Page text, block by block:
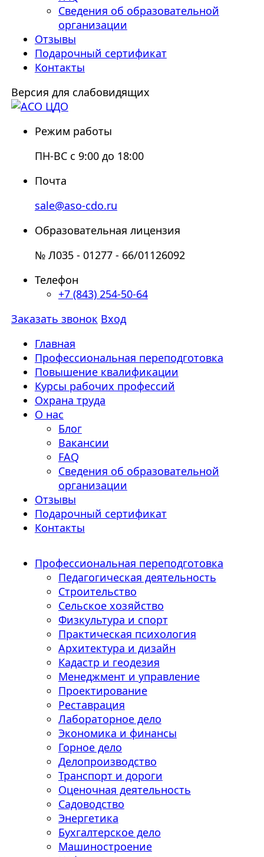
Сведения об образовательной
организации
Отзывы
Подарочный сертификат
Контакты
Версия для слабовидящих
Режим работы
ПН-ВС с 9:00 до 18:00
Почта
sale@aso-cdo.ru
Образовательная лицензия
№ Л035 - 01277 - 66/01126092
Телефон
+7 (843) 254-50-64
Заказать звонок Вход
Главная
Профессиональная переподготовка
Повышение квалификации
Курсы рабочих профессий
Охрана труда
О нас
Блог
Вакансии
FAQ
Сведения об образовательной
организации
Отзывы
Подарочный сертификат
Контакты
Профессиональная переподготовка
Педагогическая деятельность
Строительство
Сельское хозяйство
Физкультура и спорт
Практическая психология
Архитектура и дизайн
Кадастр и геодезия
Менеджмент и управление
Проектирование
Реставрация
Лабораторное дело
Экономика и финансы
Горное дело
Делопроизводство
Транспорт и дороги
Оценочная деятельность
Садоводство
Энергетика
Бухгалтерское дело
Машиностроение